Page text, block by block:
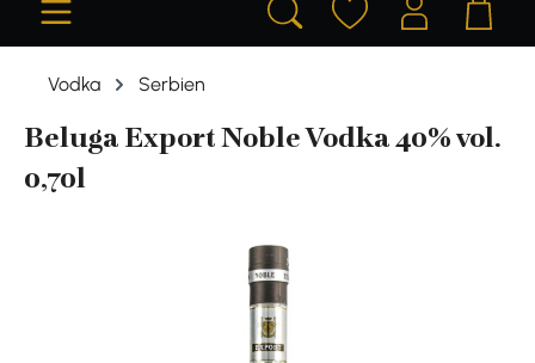
Vodka Serbien
Beluga Export Noble Vodka 40% vol.
0,70l